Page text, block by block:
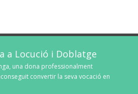
a Locució i Doblatge
una dona professionalment
convertir la seva vocació en